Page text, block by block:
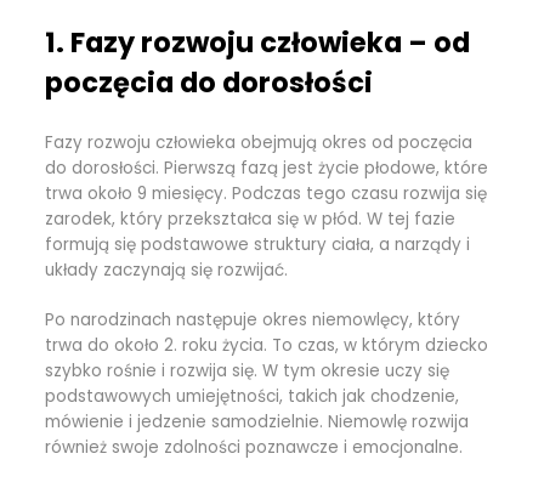
1. Fazy rozwoju człowieka – od
poczęcia do dorosłości
Fazy rozwoju człowieka obejmują okres od poczęcia
do dorosłości. Pierwszą fazą jest życie płodowe, które
trwa około 9 miesięcy. Podczas tego czasu rozwija się
zarodek, który przekształca się w płód. W tej fazie
formują się podstawowe struktury ciała, a narządy i
układy zaczynają się rozwijać.
Po narodzinach następuje okres niemowlęcy, który
trwa do około 2. roku życia. To czas, w którym dziecko
szybko rośnie i rozwija się. W tym okresie uczy się
podstawowych umiejętności, takich jak chodzenie,
mówienie i jedzenie samodzielnie. Niemowlę rozwija
również swoje zdolności poznawcze i emocjonalne.